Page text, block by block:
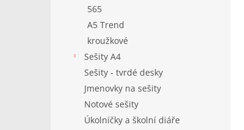
565
A5 Trend
kroužkové
Sešity A4
Sešity - tvrdé desky
Jmenovky na sešity
Notové sešity
Úkolníčky a školní diáře